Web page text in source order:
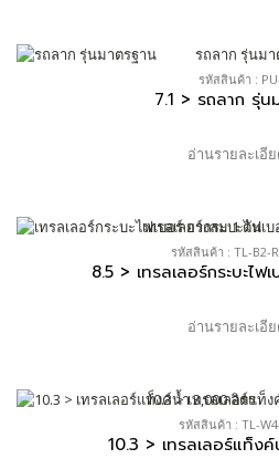
รหัสสินค้า :
7.1 > รถลาก รุ่น
อ่านรายละเอี
รหัสสินค้า : TL-B2-
8.5 > เทรลเลอร์กระบะไ
อ่านรายละเอี
รหัสสินค้า : TL-
10.3 > เทรลเลอร์แท็ง